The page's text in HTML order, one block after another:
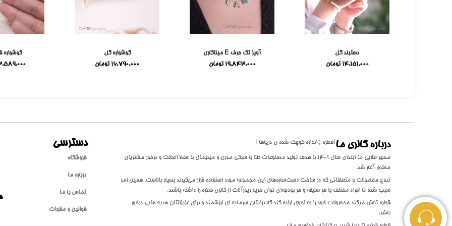
دستبند گل
14,151,000 تومان
آویز تک حرف E میناکاری
19,843,000 تومان
گوشواره گل
16,790,000 تومان
گوشواره
درباره گالری ما [قطره ; اندازه کوچک شده ی دریاها ]
مسیر طلایی ما ابتدای سال 1401 با هدف تولید مصنوعات طلا با سبکی مدرن و مینیمال با حفظ اصالت و درخور مشتریان
محترم آغاز شد.
تنوع محصولات و متعلقاتی که در ساخت دست‌سازه‌های این مجموعه مورد استفاده قرار می‌گیرند بسیار بالاست. همین امر
سبب شده تا افراد مختلف با هر سلیقه و هر بودجه‌ای توان خرید زیورآلات از گالری قطره را داشته باشند.
قطره تلاش میکند محصولات خود را به نحوی ارایه کند که برایتان سرمایه ای ارزشمند و برای عزیزانتان هدیه هایی درخور
باشد.
دسترسی
فروشگاه
درباره ما
تماس با ما
قوانین و مقررات